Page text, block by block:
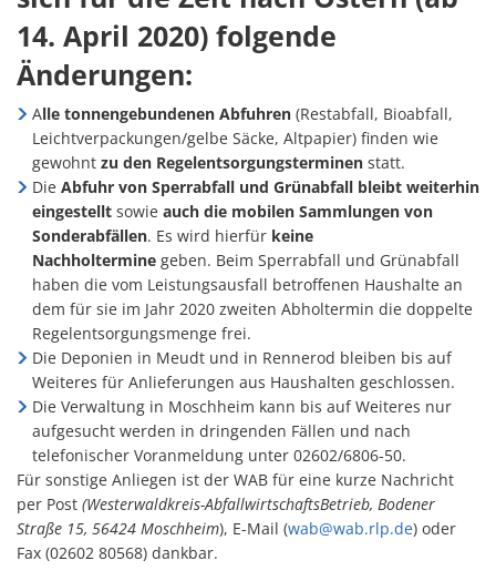
14. April 2020) folgende
Änderungen:
Alle tonnengebundenen Abfuhren(Restabfall, Bioabfall,
Leichtverpackungen/gelbe Säcke, Altpapier) finden wie
gewohnt zu den Regelentsorgungsterminen statt.
Die Abfuhr von Sperrabfall und Grünabfall bleibt weiterhin
eingestellt sowie auch die mobilen Sammlungen von
Sonderabfällen. Es wird hierfür keine
Nachholtermine geben. Beim Sperrabfall und Grünabfall
haben die vom Leistungsausfall betroffenen Haushalte an
dem für sie im Jahr 2020 zweiten Abholtermin die doppelte
Regelentsorgungsmenge frei.
Die Deponien in Meudt und in Rennerod bleiben bis auf
Weiteres für Anlieferungen aus Haushalten geschlossen.
Die Verwaltung in Moschheim kann bis auf Weiteres nur
aufgesucht werden in dringenden Fällen und nach
telefonischer Voranmeldung unter 02602/6806-50.
Für sonstige Anliegen ist der WAB für eine kurze Nachricht
per Post (Westerwaldkreis-AbfallwirtschaftsBetrieb, Bodener
Straße 15, 56424 Moschheim), E-Mail (wab@wab.rlp.de) oder
Fax (02602 80568) dankbar.